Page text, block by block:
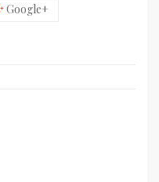
Google+